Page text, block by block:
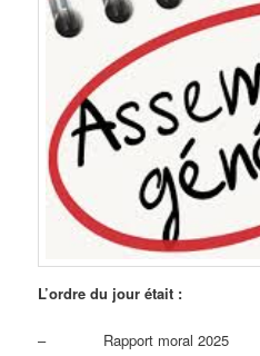
L’ordre du jour était :
– Rapport moral 2025